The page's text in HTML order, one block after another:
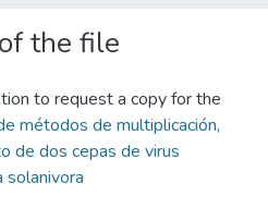
the file
to request a copy for the
métodos de multiplicación,
de dos cepas de virus
solanivora